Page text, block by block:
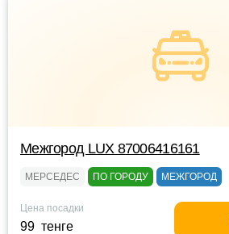
Межгород LUX 87006416161
МЕРСЕДЕС ПО ГОРОДУ МЕЖГОРОД
Цена посадки
99 тенге